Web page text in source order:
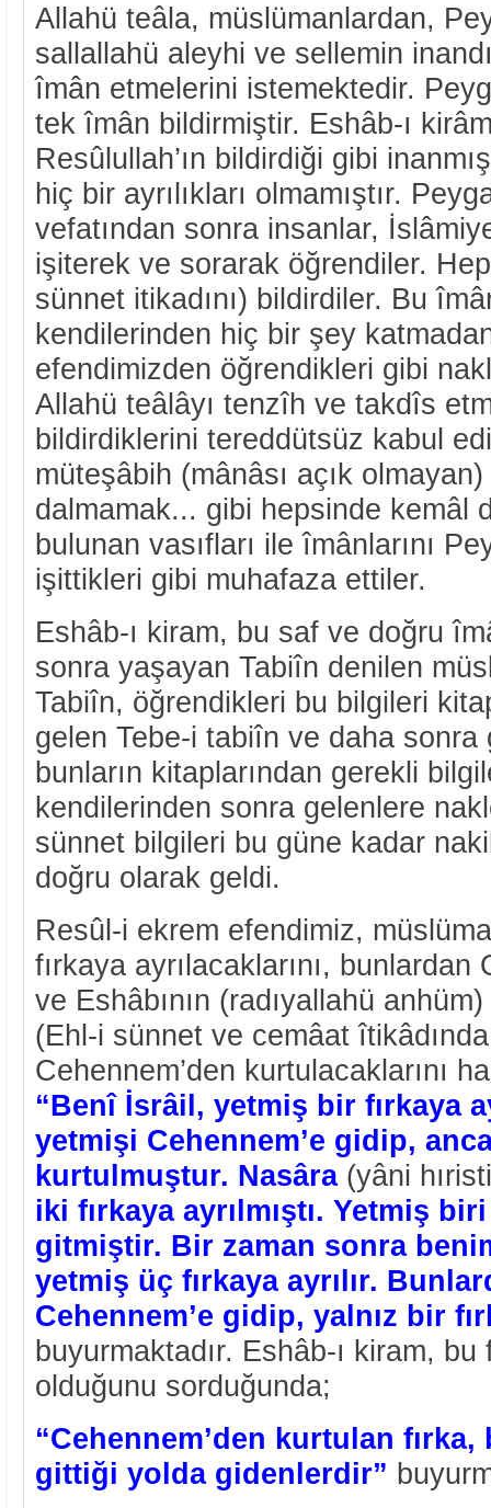
Allahü teâla, müslümanlardan,
sallallahü aleyhi ve sellemin
îmân etmelerini istemektedir.
tek îmân bildirmiştir. Eshâb-ı
Resûlullah’ın bildirdiği gibi
hiç bir ayrılıkları olmamıştır.
vefatından sonra insanlar,
işiterek ve sorarak öğrendiler.
sünnet itikadını) bildirdiler. Bu
kendilerinden hiç bir şey
efendimizden öğrendikleri gibi
Allahü teâlâyı tenzîh ve takdîs
bildirdiklerini tereddütsüz kabul
müteşâbih (mânâsı açık
dalmamak... gibi hepsinde kemâl
bulunan vasıfları ile îmânlarını
işittikleri gibi muhafaza ettiler.
Eshâb-ı kiram, bu saf ve doğru
sonra yaşayan Tabiîn denilen
Tabiîn, öğrendikleri bu bilgileri
gelen Tebe-i tabiîn ve daha sonra
bunların kitaplarından gerekli
kendilerinden sonra gelenlere
sünnet bilgileri bu güne kadar
doğru olarak geldi.
Resûl-i ekrem efendimiz,
fırkaya ayrılacaklarını, bunlardan
ve Eshâbının (radıyallahü
(Ehl-i sünnet ve cemâat
Cehennem’den kurtulacaklarını
“Benî İsrâil, yetmiş bir fırkaya
yetmişi Cehennem’e gidip,
kurtulmuştur. Nasâra(yâni
iki fırkaya ayrılmıştı. Yetmiş
gitmiştir. Bir zaman sonra
yetmiş üç fırkaya ayrılır.
Cehennem’e gidip, yalnız bir
buyurmaktadır. Eshâb-ı kiram, bu
olduğunu sorduğunda;
“Cehennem’den kurtulan fırka,
gittiği yolda gidenlerdir”